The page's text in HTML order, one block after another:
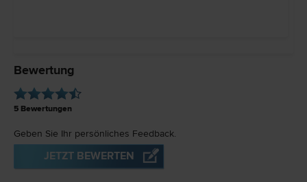
Bewertung
5 Bewertungen
Geben Sie Ihr persönliches Feedback.
JETZT BEWERTEN